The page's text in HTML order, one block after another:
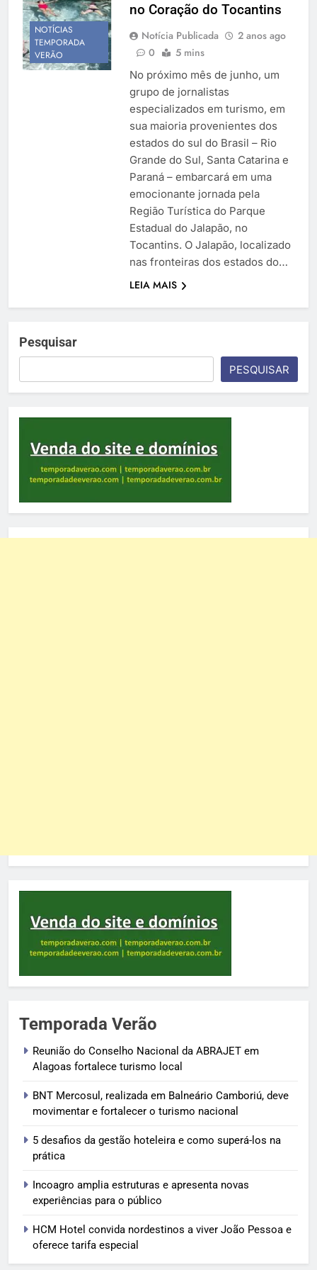
Temporada Verão 2027
NOTÍCIAS
TEMPORADA
VERÃO
no Coração do Tocantins
Notícia Publicada
2 anos ago
0
5 mins
No próximo mês de junho, um
grupo de jornalistas
especializados em turismo, em
sua maioria provenientes dos
estados do sul do Brasil – Rio
Grande do Sul, Santa Catarina e
Paraná – embarcará em uma
emocionante jornada pela
Região Turística do Parque
Estadual do Jalapão, no
Tocantins. O Jalapão, localizado
nas fronteiras dos estados do…
LEIA MAIS
Pesquisar
PESQUISAR
Temporada Verão
Reunião do Conselho Nacional da ABRAJET em
Alagoas fortalece turismo local
BNT Mercosul, realizada em Balneário Camboriú, deve
movimentar e fortalecer o turismo nacional
5 desafios da gestão hoteleira e como superá-los na
prática
Incoagro amplia estruturas e apresenta novas
experiências para o público
HCM Hotel convida nordestinos a viver João Pessoa e
oferece tarifa especial